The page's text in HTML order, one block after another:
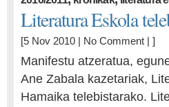
Literatura Eskola
[5 Nov 2010 | No Comment | ]
Manifestu atzeratua,
Ane Zabala kazetariak,
Hamaika telebistarako.